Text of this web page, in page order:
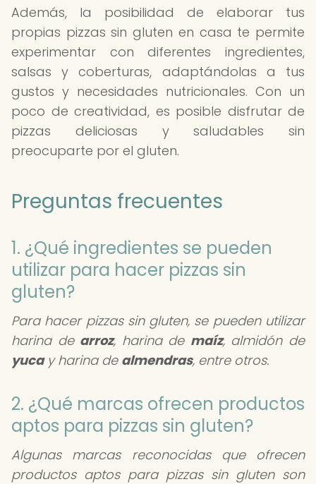
Además, la posibilidad de elaborar tus
propias pizzas sin gluten en casa te permite
experimentar con diferentes ingredientes,
salsas y coberturas, adaptándolas a tus
gustos y necesidades nutricionales. Con un
poco de creatividad, es posible disfrutar de
pizzas deliciosas y saludables sin
preocuparte por el gluten.
Preguntas frecuentes
1. ¿Qué ingredientes se pueden
utilizar para hacer pizzas sin
gluten?
Para hacer pizzas sin gluten, se pueden utilizar
harina de arroz, harina de maíz, almidón de
yucay harina de almendras, entre otros.
2. ¿Qué marcas ofrecen productos
aptos para pizzas sin gluten?
Algunas marcas reconocidas que ofrecen
productos aptos para pizzas sin gluten son